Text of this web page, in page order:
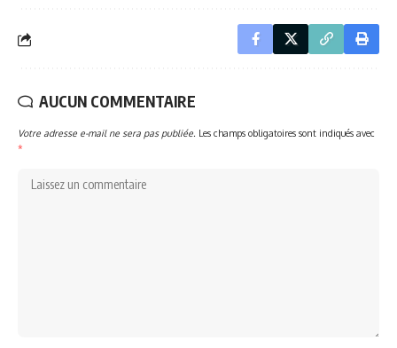
AUCUN COMMENTAIRE
Votre adresse e-mail ne sera pas publiée. Les champs obligatoires sont indiqués avec
*